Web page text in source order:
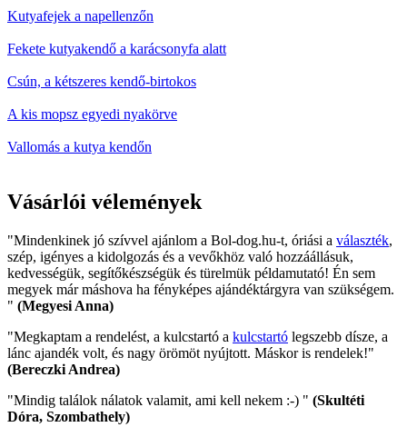
Kutyafejek a napellenzőn
Fekete kutyakendő a karácsonyfa alatt
Csún, a kétszeres kendő-birtokos
A kis mopsz egyedi nyakörve
Vallomás a kutya kendőn
Vásárlói vélemények
"Mindenkinek jó szívvel ajánlom a Bol-dog.hu-t, óriási a választék,
szép, igényes a kidolgozás és a vevőkhöz való hozzáállásuk,
kedvességük, segítőkészségük és türelmük példamutató! Én sem
megyek már máshova ha fényképes ajándéktárgyra van szükségem.
" (Megyesi Anna)
"Megkaptam a rendelést, a kulcstartó a kulcstartó legszebb dísze, a
lánc ajandék volt, és nagy örömöt nyújtott. Máskor is rendelek!"
(Bereczki Andrea)
"Mindig találok nálatok valamit, ami kell nekem :-) " (Skultéti
Dóra, Szombathely)